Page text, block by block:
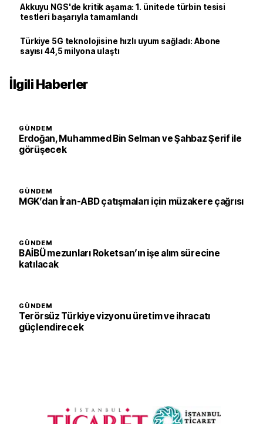
Akkuyu NGS'de kritik aşama: 1. ünitede türbin tesisi
testleri başarıyla tamamlandı
Türkiye 5G teknolojisine hızlı uyum sağladı: Abone
sayısı 44,5 milyona ulaştı
İlgili Haberler
GÜNDEM
Erdoğan, Muhammed Bin Selman ve Şahbaz Şerif ile
görüşecek
GÜNDEM
MGK’dan İran-ABD çatışmaları için müzakere çağrısı
GÜNDEM
BAİBÜ mezunları Roketsan’ın işe alım sürecine
katılacak
GÜNDEM
Terörsüz Türkiye vizyonu üretim ve ihracatı
güçlendirecek